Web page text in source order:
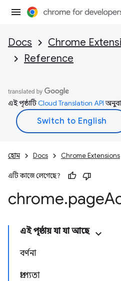
Docs Chrome
Reference
এই পৃষ্ঠাটিCloud Translation API
হোম Docs Chrome Extensions
এটি কাজে লেগেছে?
chrome.page
এই পৃষ্ঠায় যা যা আছে
বর্ণনা
প্রাপ্যতা